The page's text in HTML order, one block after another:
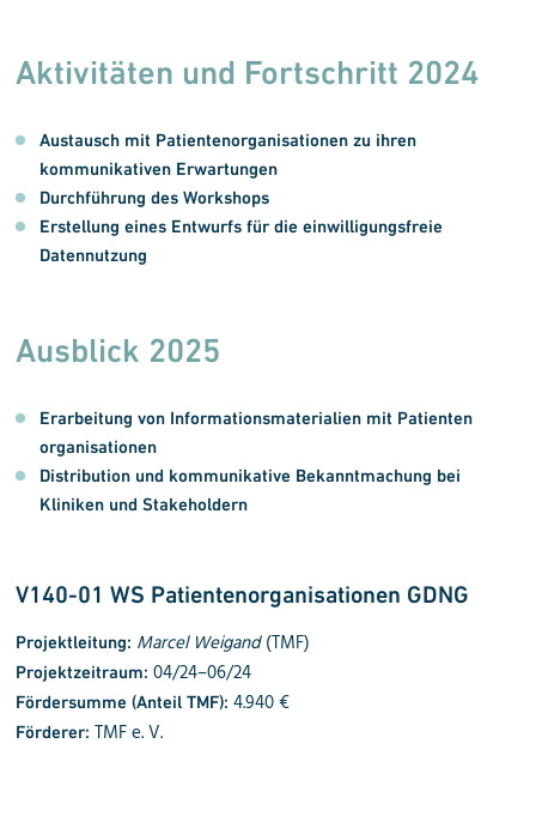
Aktivitäten und Fortschritt 2024
Austausch mit Patientenorganisationen zu ihren
kommunikativen Erwartungen
Durchführung des Workshops
Erstellung eines Entwurfs für die einwilligungsfreie
Datennutzung
Ausblick 2025
Erarbeitung von Informationsmaterialien mit Patienten
organisationen
Distribution und kommunikative Bekanntmachung bei
Kliniken und Stakeholdern
V140-01 WS Patientenorganisationen GDNG
Projektleitung: Marcel Weigand(TMF)
Projektzeitraum: 04/24–06/24
Fördersumme (Anteil TMF): 4.940 €
Förderer:TMF e. V.